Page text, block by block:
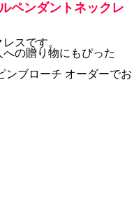
ペンダントネックレ
スです。
の贈り物にもぴった
ブローチ オーダーでお